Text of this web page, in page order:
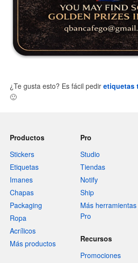
¿Te gusta esto? Es fácil pedir etiquetas
🙂
Productos
Stickers
Etiquetas
Imanes
Chapas
Packaging
Ropa
Acrílicos
Más productos
Pro
Studio
Tiendas
Notify
Ship
Más herramientas
Pro
Recursos
Promociones